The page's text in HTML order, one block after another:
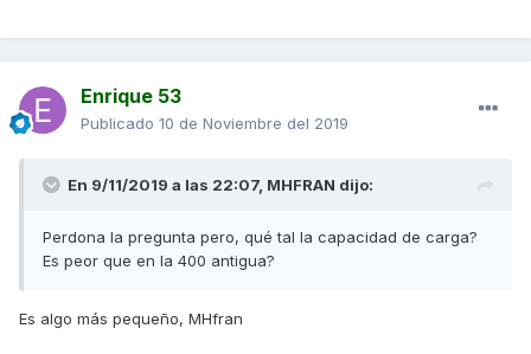
Enrique 53
Publicado 10 de Noviembre del 2019
En 9/11/2019 a las 22:07, MHFRAN dijo:
Perdona la pregunta pero, qué tal la capacidad de carga?
Es peor que en la 400 antigua?
Es algo más pequeño, MHfran